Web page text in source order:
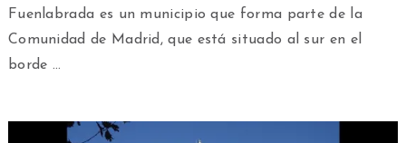
Fuenlabrada es un municipio que forma parte de la
Comunidad de Madrid, que está situado al sur en el
borde …